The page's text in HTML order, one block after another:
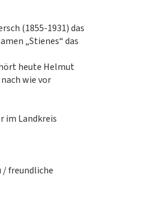
(1855-1931) das
„Stienes“ das
heute Helmut
wie vor
im Landkreis
freundliche